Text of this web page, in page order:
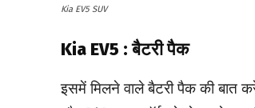
Kia EV5 SUV
Kia EV5 : बैटरी पैक
इसमें मिलने वाले बैटरी पैक की बात